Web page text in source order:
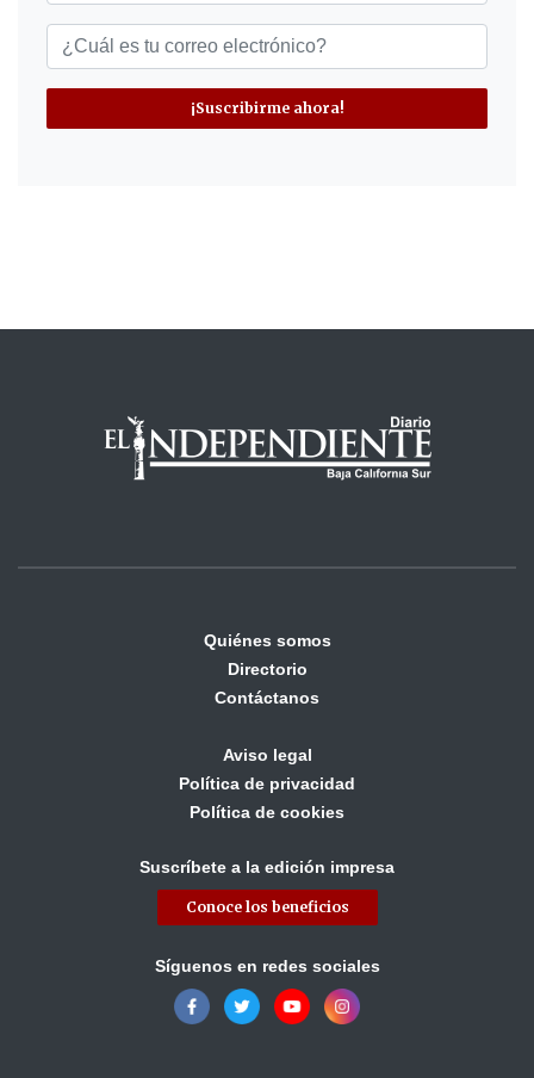
¡Suscribirme ahora!
Quiénes somos
Directorio
Contáctanos
Aviso legal
Política de privacidad
Política de cookies
Suscríbete a la edición impresa
Conoce los beneficios
Síguenos en redes sociales